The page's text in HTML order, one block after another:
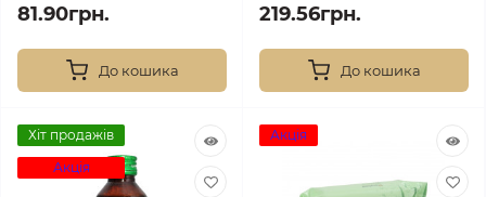
81.90грн.
До кошика
219.56грн.
До кошика
Хіт продажів
Акція
Акція